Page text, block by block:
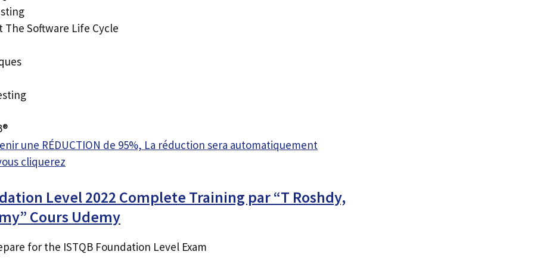
Software Life Cycle
une RÉDUCTION de 95%, La réduction sera automatiquement
cliquerez
Level 2022 Complete Training par “T Roshdy,
Cours Udemy
for the ISTQB Foundation Level Exam